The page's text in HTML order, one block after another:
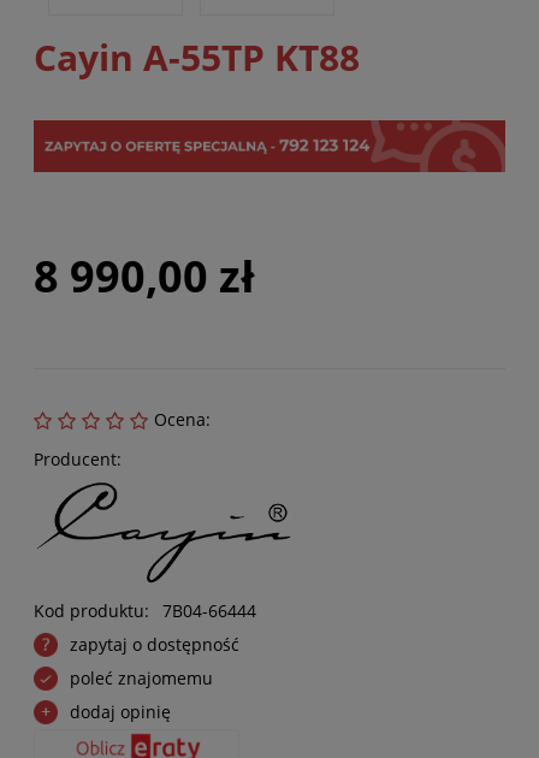
Cayin A-55TP KT88
8 990,00 zł
Ocena:
Producent:
Kod produktu:
7B04-66444
zapytaj o dostępność
poleć znajomemu
dodaj opinię